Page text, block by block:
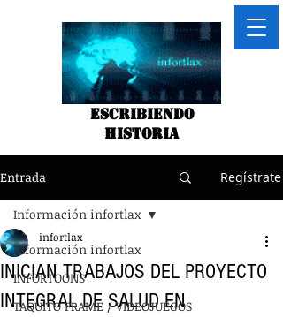
Escribiendo
historia
Entrada Regístrate
Información infortlax
INFORTOONS
TAQUITO FRAME / VIDEOJUEGOS
Información infortlax
INICIAN TRABAJOS DEL PROYECTO
INTEGRAL DE SALUD EN
infortlax